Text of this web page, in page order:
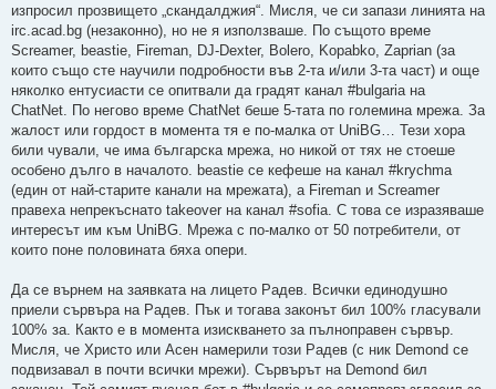
изпросил прозвището „скандалджия“. Мисля, че си запази линията на
irc.acad.bg (незаконно), но не я използваше. По същото време
Screamer, beastie, Fireman, DJ-Dexter, Bolero, Kopabko, Zaprian (за
които също сте научили подробности във 2-та и/или 3-та част) и още
няколко ентусиасти се опитвали да градят канал #bulgaria на
ChatNet. По негово време ChatNet беше 5-тата по големина мрежа. За
жалост или гордост в момента тя е по-малка от UniBG… Тези хора
били чували, че има българска мрежа, но никой от тях не стоеше
особено дълго в началото. beastie се кефеше на канал #krychma
(един от най-старите канали на мрежата), а Fireman и Screamer
правеха непрекъснато takeover на канал #sofia. С това се изразяваше
интересът им към UniBG. Мрежа с по-малко от 50 потребители, от
които поне половината бяха опери.
Да се върнем на заявката на лицето Радев. Всички единодушно
приели сървъра на Радев. Пък и тогава законът бил 100% гласували
100% за. Както е в момента изискването за пълноправен сървър.
Мисля, че Христо или Асен намерили този Радев (с ник Demond се
подвизавал в почти всички мрежи). Сървърът на Demond бил